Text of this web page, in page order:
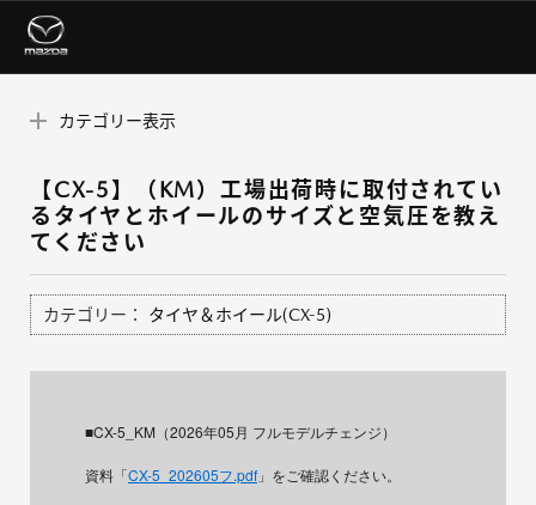
カテゴリー表示
【CX-5】（KM）工場出荷時に取付されてい
るタイヤとホイールのサイズと空気圧を教え
てください
カテゴリー： タイヤ＆ホイール(CX-5)
■CX-5_KM（2026年05月 フルモデルチェンジ）
資料「CX-5_202605フ.pdf 」をご確認ください。